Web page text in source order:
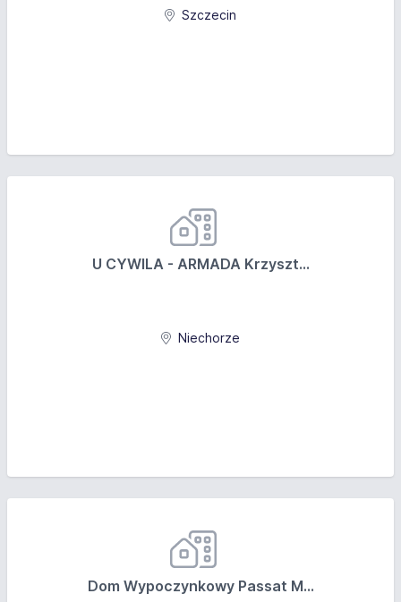
Szczecin
U CYWILA - ARMADA Krzyszt...
Niechorze
Dom Wypoczynkowy Passat M...